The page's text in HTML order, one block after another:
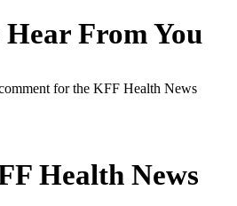
Hear From You
for the KFF Health News
Health News